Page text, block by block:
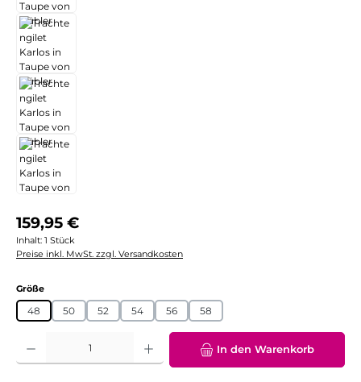
Regulärer Preis:
159,95 €
Inhalt: 1 Stück
Preise inkl. MwSt. zzgl. Versandkosten
Größeauswählen
48 50 52 54 56 58
Produkt Anzahl: Gib den gewünschten Wert ein oder benutze die
In den Warenkorb